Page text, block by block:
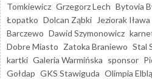
Tomkiewicz Grzegorz Lech Bytovia
Łopatko Dolcan Ząbki Jeziorak Iława
Barczewo Dawid Szymonowicz
Dobre Miasto Zatoka Braniewo Stal
kartki Galeria Warmińska sponsor
Gołdap GKS Stawiguda Olimpia